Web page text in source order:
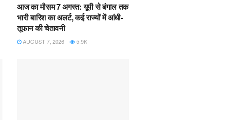
आज का मौसम 7 अगस्त: यूपी से बंगाल तक
भारी बारिश का अलर्ट, कई राज्यों में आंधी-
तूफान की चेतावनी
AUGUST 7, 2026 5.9K